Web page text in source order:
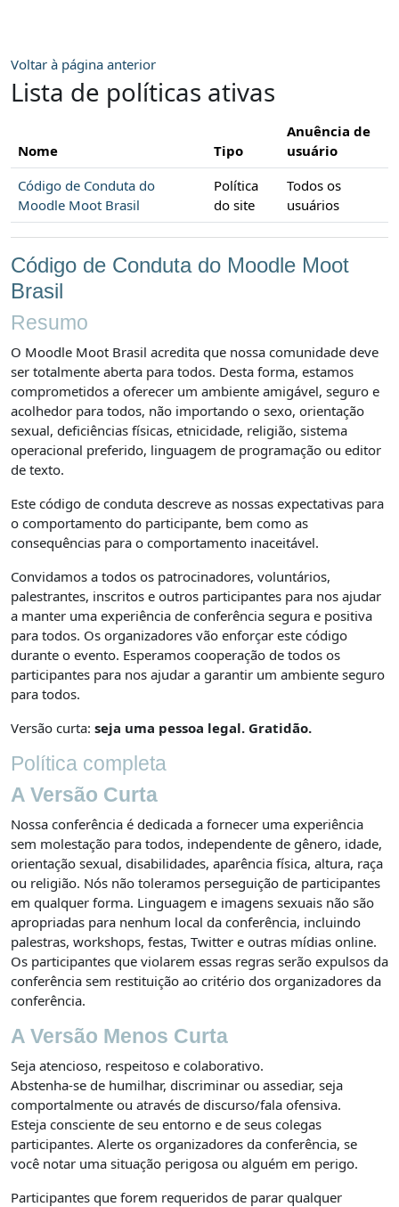
Voltar à página anterior
Lista de políticas ativas
Nome Tipo
Anuência de
usuário
Código de Conduta do
Moodle Moot Brasil
Política
do site
Todos os
usuários
Código de Conduta do Moodle Moot
Brasil
Resumo
O Moodle Moot Brasil acredita que nossa comunidade deve
ser totalmente aberta para todos. Desta forma, estamos
comprometidos a oferecer um ambiente amigável, seguro e
acolhedor para todos, não importando o sexo, orientação
sexual, deficiências físicas, etnicidade, religião, sistema
operacional preferido, linguagem de programação ou editor
de texto.
Este código de conduta descreve as nossas expectativas para
o comportamento do participante, bem como as
consequências para o comportamento inaceitável.
Convidamos a todos os patrocinadores, voluntários,
palestrantes, inscritos e outros participantes para nos ajudar
a manter uma experiência de conferência segura e positiva
para todos. Os organizadores vão enforçar este código
durante o evento. Esperamos cooperação de todos os
participantes para nos ajudar a garantir um ambiente seguro
para todos.
Versão curta: seja uma pessoa legal. Gratidão.
Política completa
A Versão Curta
Nossa conferência é dedicada a fornecer uma experiência
sem molestação para todos, independente de gênero, idade,
orientação sexual, disabilidades, aparência física, altura, raça
ou religião. Nós não toleramos perseguição de participantes
em qualquer forma. Linguagem e imagens sexuais não são
apropriadas para nenhum local da conferência, incluindo
palestras, workshops, festas, Twitter e outras mídias online.
Os participantes que violarem essas regras serão expulsos da
conferência sem restituição ao critério dos organizadores da
conferência.
A Versão Menos Curta
Seja atencioso, respeitoso e colaborativo.
Abstenha-se de humilhar, discriminar ou assediar, seja
comportalmente ou através de discurso/fala ofensiva.
Esteja consciente de seu entorno e de seus colegas
participantes. Alerte os organizadores da conferência, se
você notar uma situação perigosa ou alguém em perigo.
Participantes que forem requeridos de parar qualquer